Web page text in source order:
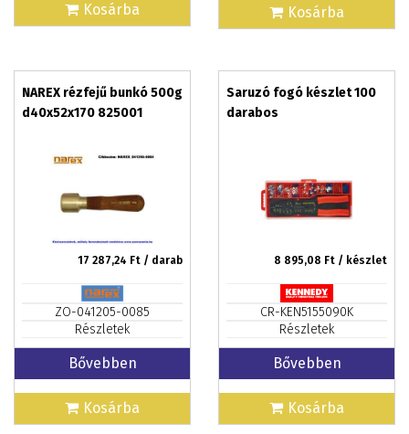
Kosárba Kosárba
NAREX rézfejű bunkó 500g
d40x52x170 825001
17 287,24 Ft / darab
ZO-041205-0085
Részletek
Bővebben
Kosárba
Saruzó fogó készlet 100
darabos
8 895,08 Ft / készlet
CR-KEN5155090K
Részletek
Bővebben
Kosárba